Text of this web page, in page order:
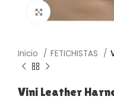
Haga Click
Inicio FETICHISTAS
Vini Leather